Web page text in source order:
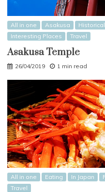
All in one Asakusa
Interesting Places
Travel
Asakusa Temple
26/04/2019 1 min read
All in one Eating In Japan
Travel